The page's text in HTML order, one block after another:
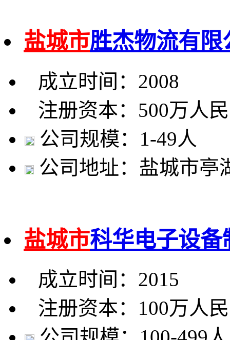
盐城市胜杰物流有限
成立时间：2008
注册资本：500万人
公司规模：1-49人
公司地址：盐城市亭
盐城市科华电子设
成立时间：2015
注册资本：100万人